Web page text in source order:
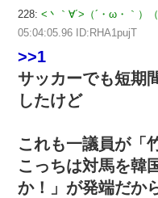
228: <丶｀∀´>（´・ω・｀）
05:04:05.96 ID:RHA1pujT
>>1
サッカーでも短期
したけど
これも一議員が「
こっちは対馬を韓
か！」が発端だか